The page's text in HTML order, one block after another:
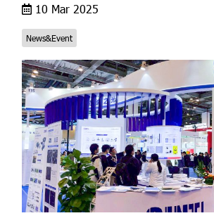
10 Mar 2025
News&Event